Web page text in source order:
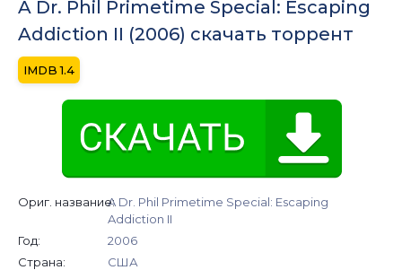
A Dr. Phil Primetime Special: Escaping
Addiction II (2006) скачать торрент
1.4
Ориг. название:A Dr. Phil Primetime Special: Escaping
Addiction II
Год:
2006
Страна:
США